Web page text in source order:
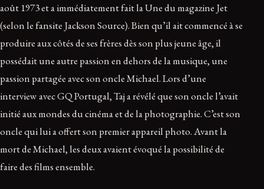
août 1973 et a immédiatement fait la Une du magazine Jet
(selon le fansite Jackson Source). Bien qu’il ait commencé à se
produire aux côtés de ses frères dès son plus jeune âge, il
possédait une autre passion en dehors de la musique, une
passion partagée avec son oncle Michael. Lors d’une
interview avec GQ Portugal, Taj a révélé que son oncle l’avait
initié aux mondes du cinéma et de la photographie. C’est son
oncle qui lui a offert son premier appareil photo. Avant la
mort de Michael, les deux avaient évoqué la possibilité de
faire des films ensemble.